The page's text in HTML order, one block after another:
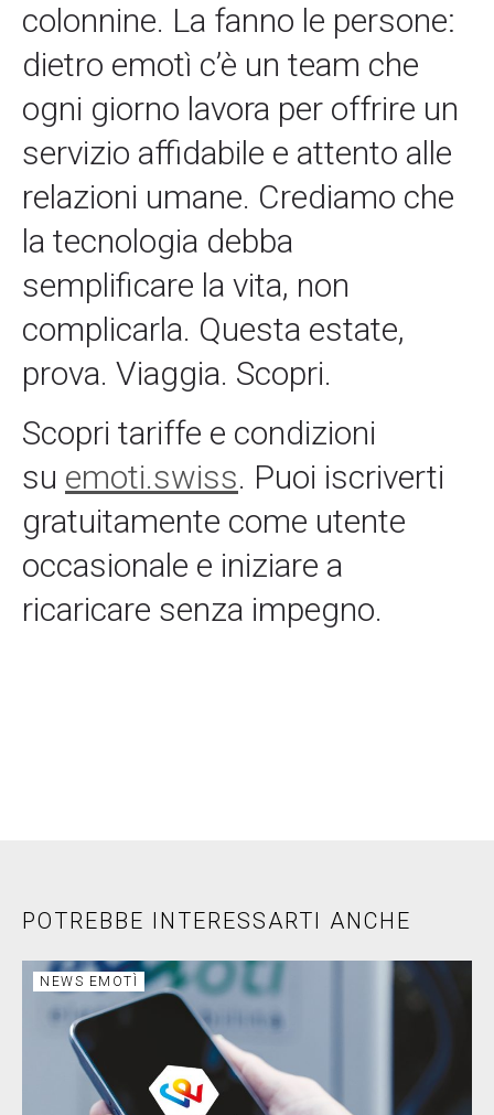
colonnine. La fanno le persone:
dietro emotì c’è un team che
ogni giorno lavora per offrire un
servizio affidabile e attento alle
relazioni umane. Crediamo che
la tecnologia debba
semplificare la vita, non
complicarla. Questa estate,
prova. Viaggia. Scopri.
Scopri tariffe e condizioni
su emoti.swiss. Puoi iscriverti
gratuitamente come utente
occasionale e iniziare a
ricaricare senza impegno.
POTREBBE INTERESSARTI ANCHE
NEWS EMOTÌ